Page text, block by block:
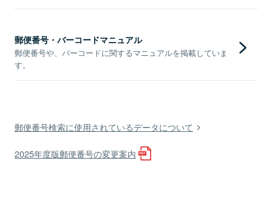
郵便番号・バーコードマニュアル
郵便番号や、バーコードに関するマニュアルを掲載していま
す。
郵便番号検索に使用されているデータについて
2025年度版郵便番号の変更案内